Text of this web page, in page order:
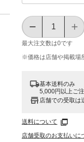
最大注文数は0です
※価格は​店舗や​掲載場
基本送料のみ
5,000円以上ご
店舗での受取は
送料について
店舗受取のお支払いに